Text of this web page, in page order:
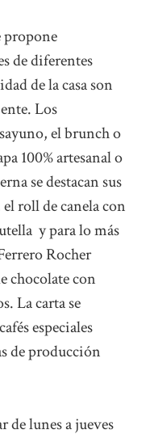
propone
de diferentes
de la casa son
Los
el brunch o
100% artesanal o
se destacan sus
roll de canela con
y para lo más
Rocher
chocolate con
La carta se
especiales
de producción
de lunes a jueves